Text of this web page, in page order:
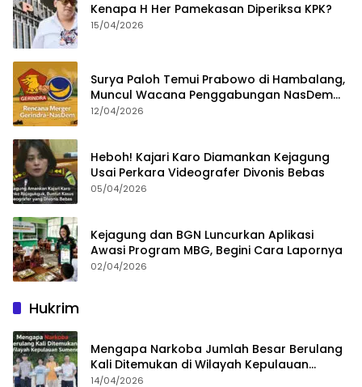
Kenapa H Her Pamekasan Diperiksa KPK?
15/04/2026
Surya Paloh Temui Prabowo di Hambalang,
Muncul Wacana Penggabungan NasDem
dan Gerindra
12/04/2026
Heboh! Kajari Karo Diamankan Kejagung
Usai Perkara Videografer Divonis Bebas
05/04/2026
Kejagung dan BGN Luncurkan Aplikasi
Awasi Program MBG, Begini Cara Lapornya
02/04/2026
Hukrim
Mengapa Narkoba Jumlah Besar Berulang
Kali Ditemukan di Wilayah Kepulauan
Sumenep?
14/04/2026